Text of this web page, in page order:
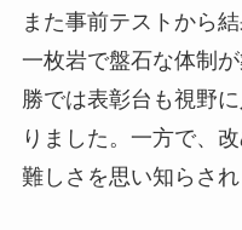
また事前テストから
一枚岩で盤石な体制
勝では表彰台も視野
りました。一方で、
難しさを思い知らされ